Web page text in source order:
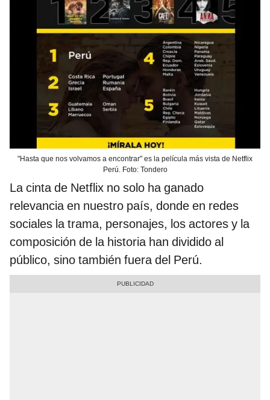
"Hasta que nos volvamos a encontrar" es la película más vista de Netflix
Perú. Foto: Tondero
La cinta de Netflix no solo ha ganado
relevancia en nuestro país, donde en redes
sociales la trama, personajes, los actores y la
composición de la historia han dividido al
público, sino también fuera del Perú.